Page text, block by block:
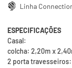
Linha
ESPECIFICAÇÕES
Casal:
colcha: 2,20m x
2 porta travesseiros: